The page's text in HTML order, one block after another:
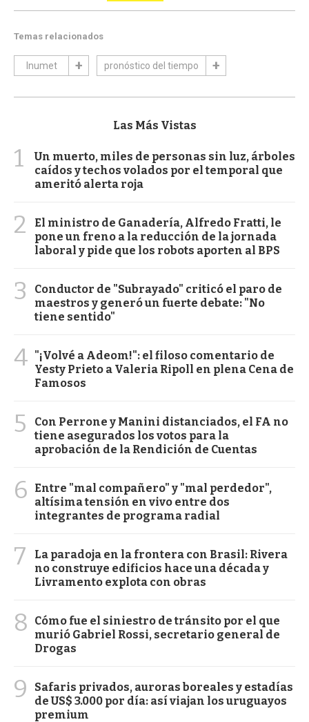
Temas relacionados
Inumet pronóstico del tiempo
Las Más Vistas
1
Un muerto, miles de personas sin luz, árboles
caídos y techos volados por el temporal que
ameritó alerta roja
2
El ministro de Ganadería, Alfredo Fratti, le
pone un freno a la reducción de la jornada
laboral y pide que los robots aporten al BPS
3
Conductor de "Subrayado" criticó el paro de
maestros y generó un fuerte debate: "No
tiene sentido"
4 "¡Volvé a Adeom!": el filoso comentario de
Yesty Prieto a Valeria Ripoll en plena Cena de
Famosos
5
Con Perrone y Manini distanciados, el FA no
tiene asegurados los votos para la
aprobación de la Rendición de Cuentas
6
Entre "mal compañero" y "mal perdedor",
altísima tensión en vivo entre dos
integrantes de programa radial
7
La paradoja en la frontera con Brasil: Rivera
no construye edificios hace una década y
Livramento explota con obras
8
Cómo fue el siniestro de tránsito por el que
murió Gabriel Rossi, secretario general de
Drogas
9
Safaris privados, auroras boreales y estadías
de US$ 3.000 por día: así viajan los uruguayos
premium